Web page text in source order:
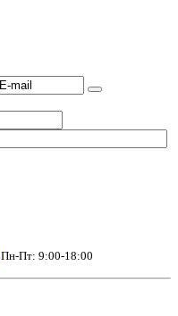
Пн-Пт: 9:00-18:00